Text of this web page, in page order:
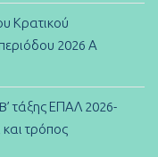
Κρατικού
2026 Α
τάξης ΕΠΑΛ 2026-
τρόπος